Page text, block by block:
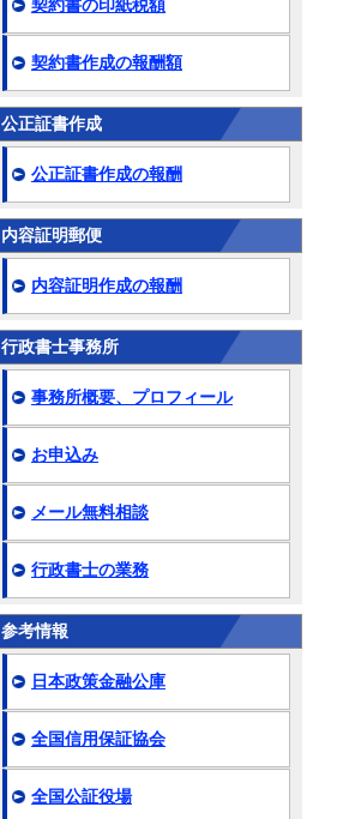
契約書の印紙税額
契約書作成の報酬額
公正証書作成
公正証書作成の報酬
内容証明郵便
内容証明作成の報酬
行政書士事務所
事務所概要、プロフィール
お申込み
メール無料相談
行政書士の業務
参考情報
日本政策金融公庫
全国信用保証協会
全国公証役場